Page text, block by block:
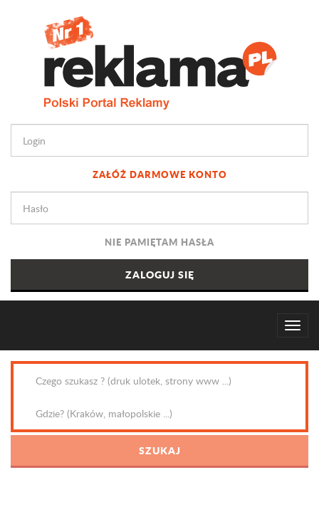
ZAŁÓŻ DARMOWE KONTO
NIE PAMIĘTAM HASŁA